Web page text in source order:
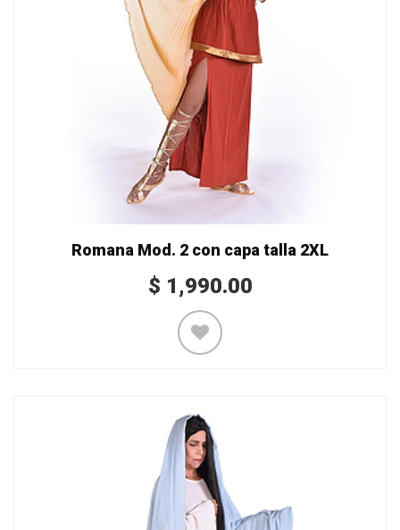
Romana Mod. 2 con capa talla 2XL
$ 1,990.00